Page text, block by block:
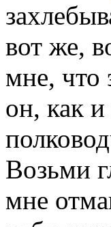
вот же,
мне, что
он, как
Возьми
мне